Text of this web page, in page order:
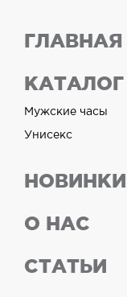
ГЛАВНАЯ
КАТАЛОГ
Мужские часы
Унисекс
НОВИНКИ
О НАС
СТАТЬИ